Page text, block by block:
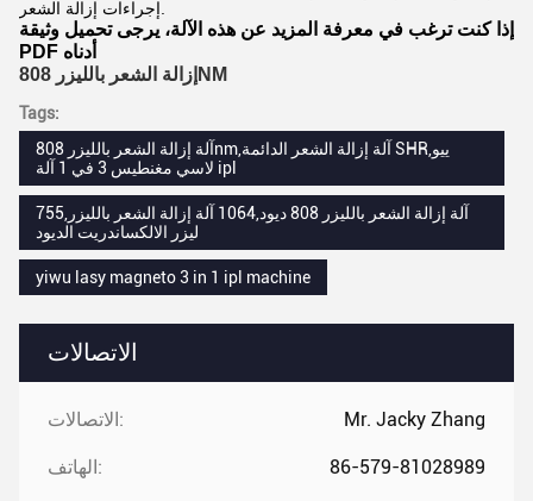
الاتصالات
الاتصالات: Mr. Jacky Zhang
الهاتف: 86-579-81028989
إذا كنت ترغب في معرفة المزيد عن هذه الآلة، يرجى تحميل وثيقة
PDF أدناه
إزالة الشعر بالليزر 808NM
Tags:
آلة إزالة الشعر بالليزر 808nm,آلة إزالة الشعر الدائمة SHR,ييو
لاسي مغنطيس 3 في 1 آلة ipl
آلة إزالة الشعر بالليزر 808 ديود,1064 آلة إزالة الشعر بالليزر,755
ليزر الالكساندريت الديود
yiwu lasy magneto 3 in 1 ipl machine